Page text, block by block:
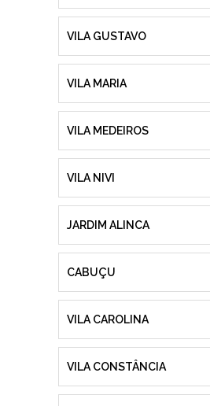
VILA GUSTAVO
VILA MARIA
VILA MEDEIROS
VILA NIVI
JARDIM ALINCA
CABUÇU
VILA CAROLINA
VILA CONSTÂNCIA